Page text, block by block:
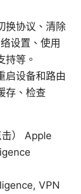
换协议、清除
设置、使用
持等。
启设备和路由
存、检查
） Apple
VPN